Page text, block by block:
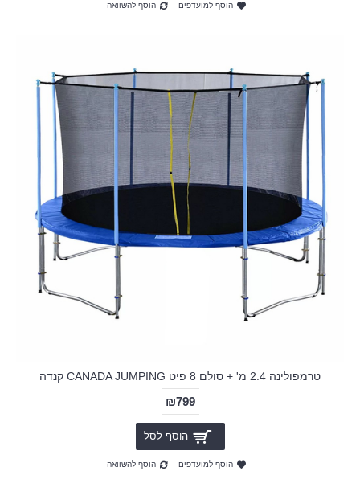
הוסף למועדפים הוסף להשוואה
טרמפולינה 2.4 מ' + סולם 8 פיט CANADA JUMPING קנדה
₪799
הוסף לסל
הוסף למועדפים הוסף להשוואה